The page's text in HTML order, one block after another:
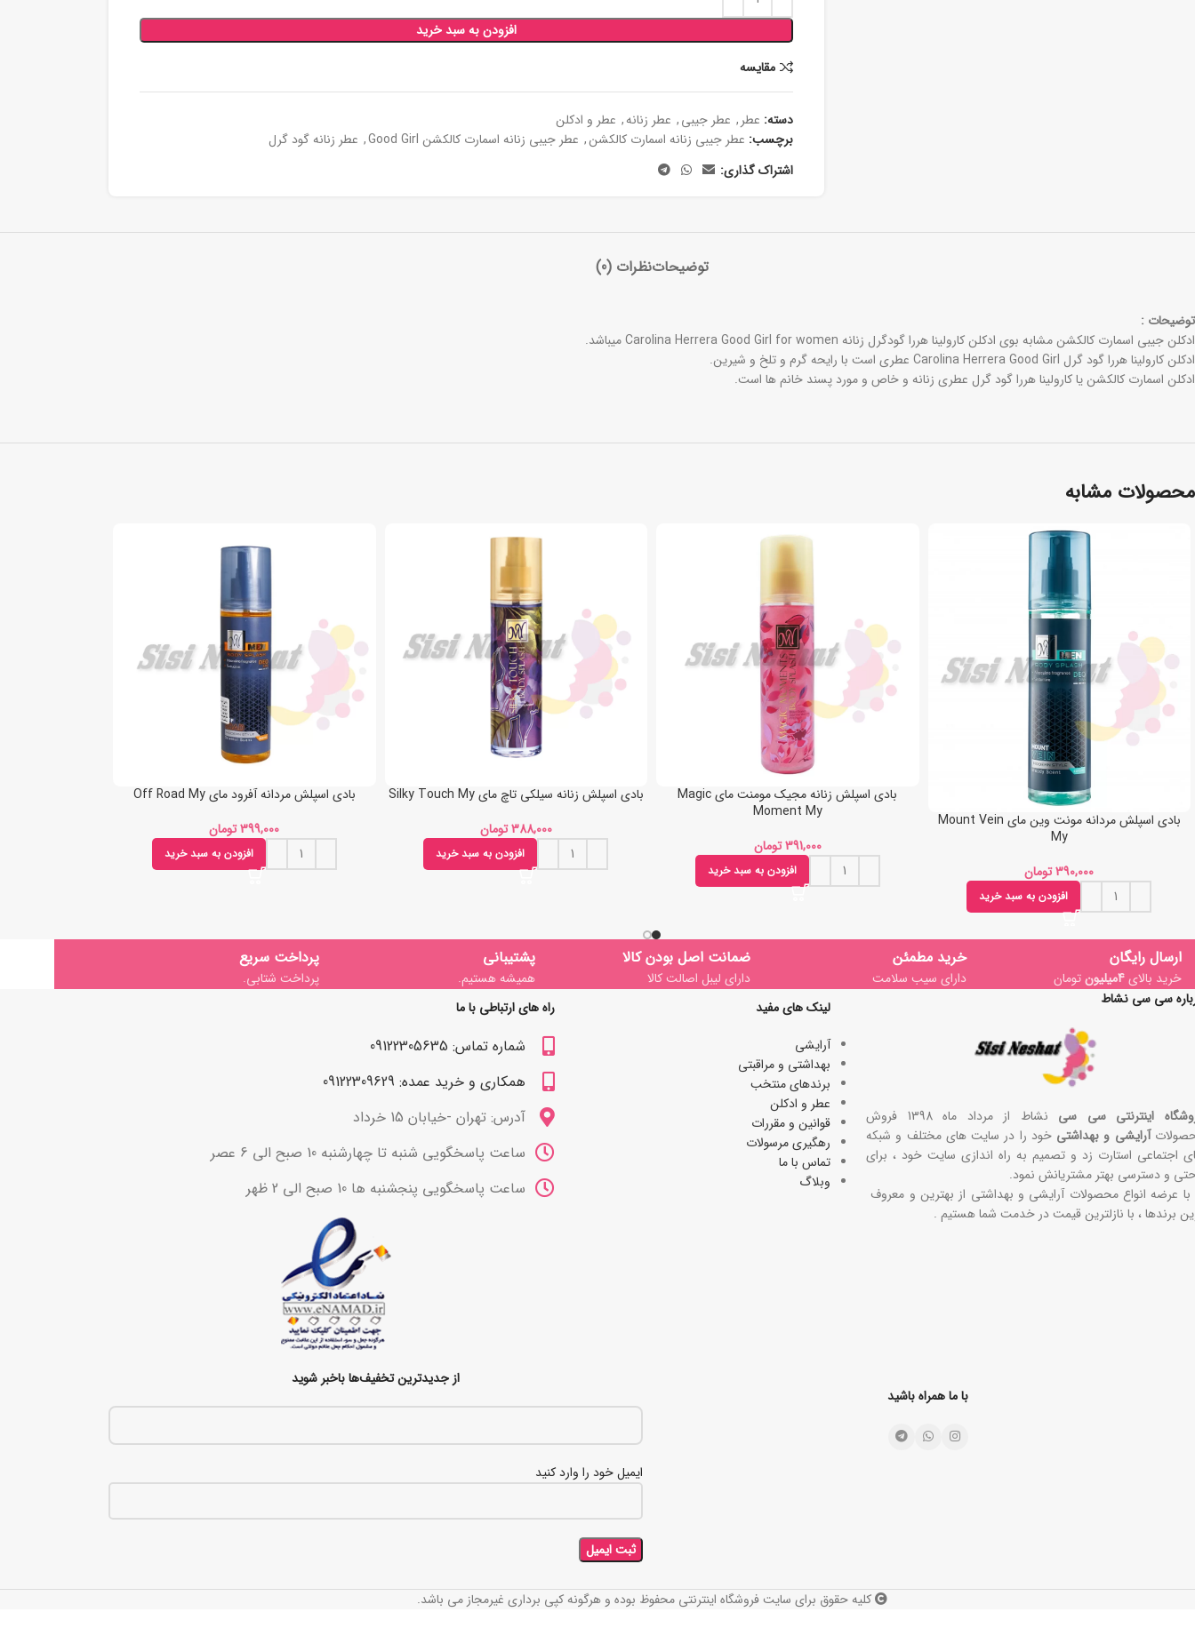
افزودن به سبد خرید
مقايسه
دسته: عطر , عطر جیبی, عطر زنانه, عطر و ادکلن
برچسب: عطر جیبی زنانه اسمارت کالکشن, عطر جیبی زنانه اسمارت کالکشن Good Girl , عطر زنانه گود گرل
اشتراک گذاری:
توضیحاتنظرات (0)
توضیحات :
ادکلن جیبی اسمارت کالکشن مشابه بوی ادکلن کارولینا هررا گودگرل زنانه Carolina Herrera Good Girl for women میباشد.
ادکلن کارولینا هررا گود گرل Carolina Herrera Good Girl عطری است با رایحه گرم و تلخ و شیرین.
ادکلن اسمارت کالکشن یا کارولینا هررا گود گرل عطری زنانه و خاص و مورد پسند خانم ها است.
محصولات مشابه
بادی اسپلش مردانه مونت وین مای Mount Vein
My
تومان
افزودن به سبد خرید
بادی اسپلش زنانه مجیک مومنت مای Magic
Moment My
تومان
افزودن به سبد خرید
بادی اسپلش زنانه سیلکی تاچ مای Silky Touch My
تومان
افزودن به سبد خرید
بادی اسپلش مردانه آفرود مای Off Road My
تومان
افزودن به سبد خرید
ارسال رایگان
خرید بالای4میلیون تومان
خرید مطمئن
دارای سیب سلامت
ضمانت اصل بودن کالا
دارای لیبل اصالت کالا
پشتیبانی
همیشه هستیم.
پرداخت سریع
پرداخت شتابی.
سی سی نشاط
اینترنتی سی سی
نشاط از مرداد ماه 1398 فروش
آرایشی و بهداشتی خود را در سایت های مختلف و شبکه
اجتماعی استارت زد و تصمیم به راه اندازی سایت خود ، برای
و دسترسی بهتر مشتریانش نمود.
با عرضه انواع محصولات آرایشی و بهداشتی از بهترین و معروف
برندها ، با نازلترین قیمت در خدمت شما هستیم .
لینک های مفید
آرایشی
بھداشتی و مراقبتی
برندهای منتخب
عطر و ادکلن
قوانین و مقررات
رهگیری مرسولات
تماس با ما
وبلاگ
راه های ارتباطی با ما
شماره تماس: 09122305635
همکاری و خرید عمده: 09122309629
آدرس: تهران -خیابان 15 خرداد
ساعت پاسخگویی شنبه تا چهارشنبه 10 صبح الی 6 عصر
ساعت پاسخگویی پنجشنبه ها 10 صبح الی 2 ظهر
با ما همراه باشید
از جدیدترین تخفیف‌ها باخبر شوید
ایمیل خود را وارد کنید
کلیه حقوق برای سایت فروشگاه اینترنتی محفوظ بوده و هرگونه کپی برداری غیرمجاز می باشد.